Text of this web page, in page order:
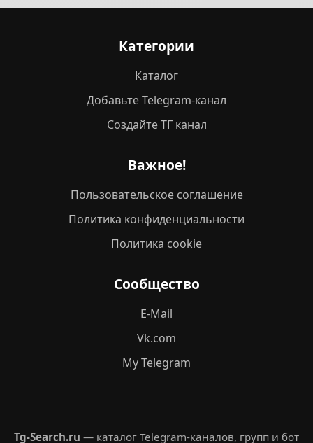
Категории
Каталог
Добавьте Telegram-канал
Создайте ТГ канал
Важное!
Пользовательское соглашение
Политика конфиденциальности
Политика cookie
Сообщество
E-Mail
Vk.com
My Telegram
Tg-Search.ru — каталог Telegram-каналов, групп и бот